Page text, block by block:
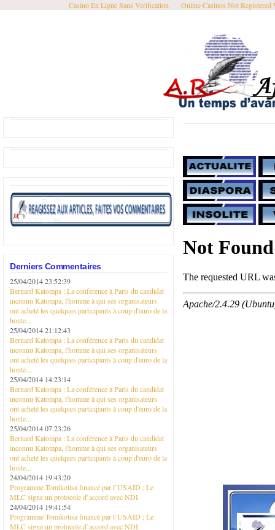
Casino En Ligne Sans Verification Online Casinos Not Registered
Derniers Commentaires
25/04/2014 23:52:39
Bernard Katompa : La conférence à Paris du candidat
inconnu Katompa, l'homme à qui ses organisateurs
ont acheté les quelques participants à coup d'euro de la
honte...
25/04/2014 21:12:43
Bernard Katompa : La conférence à Paris du candidat
inconnu Katompa, l'homme à qui ses organisateurs
ont acheté les quelques participants à coup d'euro de la
honte...
25/04/2014 14:23:14
Bernard Katompa : La conférence à Paris du candidat
inconnu Katompa, l'homme à qui ses organisateurs
ont acheté les quelques participants à coup d'euro de la
honte...
25/04/2014 07:23:26
Bernard Katompa : La conférence à Paris du candidat
inconnu Katompa, l'homme à qui ses organisateurs
ont acheté les quelques participants à coup d'euro de la
honte...
24/04/2014 19:43:20
Programme Tomikotisa financé par l’USAID ; Le
MLC signe un protocole d’accord avec NDI
24/04/2014 19:41:54
Programme Tomikotisa financé par l’USAID ; Le
MLC signe un protocole d’accord avec NDI